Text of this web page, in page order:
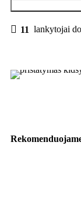
11 lankytojai